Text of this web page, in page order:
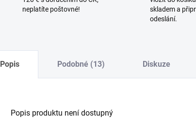
neplatíte poštovné!
skladem a
odeslání.
Popis Podobné (13) Diskuze
Popis produktu není dostupný